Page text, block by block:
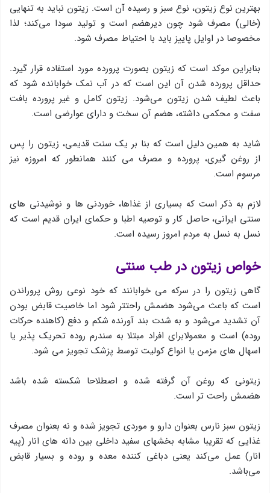
بهترین نوع زیتون، نوع سبز و رسیده آن است. زیتون نباید به تنهایی
(خالی) مصرف شود چون دیرهضم است و تولید سودا می‌كند؛ لذا
مخصوصا در اوایل پاییز باید با احتیاط مصرف شود.
بنابراین موكد است كه زیتون بصورت پرورده مورد استفاده قرار گیرد.
حداقل پرورده شدن آن این است كه در آب نمك خوابانده شود كه
باعث لطیف شدن زیتون می‌شود. زیتون کامل و غیر پرورده بافت
سفت و محكمی داشته، هضم آن سخت و دارای عوارضی است.
شاید به همین دلیل است که بنا بر یک سنت قدیمی، زیتون را پس
از روغن گیری، پرورده و مصرف می کنند همانطور که امروزه نیز
مرسوم است.
لازم به ذکر است که بسیاری از غذاها، خوردنی ها و نوشیدنی های
سنتی ایرانی، حاصل کار و توصیه اطبا و حکمای ایران قدیم است که
نسل به نسل به مردم امروز رسیده است.
خواص زیتون در طب سنتی
گاهی زیتون را در سركه می خوابانند كه خود نوعی روش پروراندن
است كه باعث می‌شود هضمش راحتتر شود اما خاصیت قابض بودن
آن تشدید می‌شود و به شدت بند آورنده شكم و دفع (کاهنده حرکات
روده) است و معمولابرای افراد مبتلا به سندرم روده تحریك پذیر یا
اسهال های مزمن یا انواع كولیت توسط پزشك تجویز می شود.
زیتونی كه روغن آن گرفته شده و اصطلاحا شكسته شده باشد
هضمش راحت تر است.
زیتون سبز نارس بعنوان دارو و موردی تجویز شده و نه بعنوان مصرف
غذایی که تقریبا مشابه بخشهای سفید داخلی بین دانه های انار (پیه
انار) عمل می‌كند یعنی دباغی كننده معده و روده و بسیار قابض
می‌باشد.